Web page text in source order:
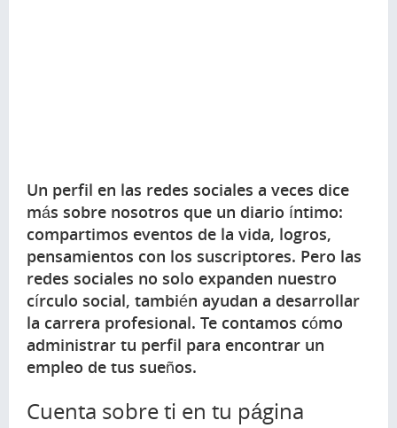
Un perfil en las redes sociales a veces dice
más sobre nosotros que un diario íntimo:
compartimos eventos de la vida, logros,
pensamientos con los suscriptores. Pero las
redes sociales no solo expanden nuestro
círculo social, también ayudan a desarrollar
la carrera profesional. Te contamos cómo
administrar tu perfil para encontrar un
empleo de tus sueños.
Cuenta sobre ti en tu página